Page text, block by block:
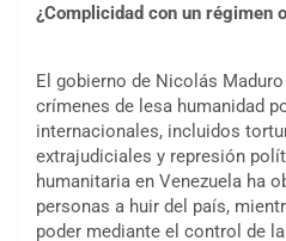
¿Complicidad con un régimen
El gobierno de Nicolás
crímenes de lesa humanidad
internacionales, incluidos
extrajudiciales y represión
humanitaria en Venezuela ha
personas a huir del país,
poder mediante el control de